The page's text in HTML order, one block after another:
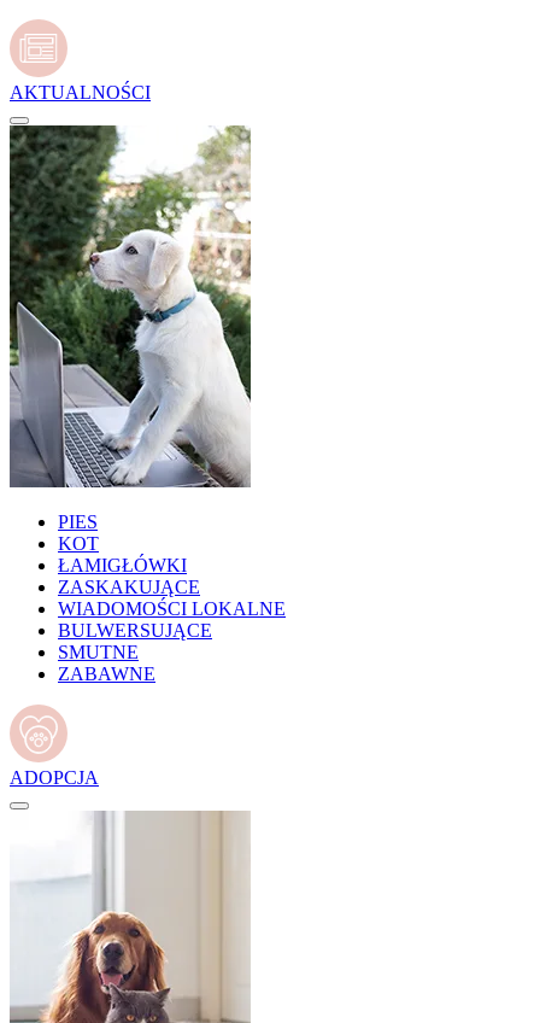
AKTUALNOŚCI
PIES
KOT
ŁAMIGŁÓWKI
ZASKAKUJĄCE
WIADOMOŚCI LOKALNE
BULWERSUJĄCE
SMUTNE
ZABAWNE
ADOPCJA